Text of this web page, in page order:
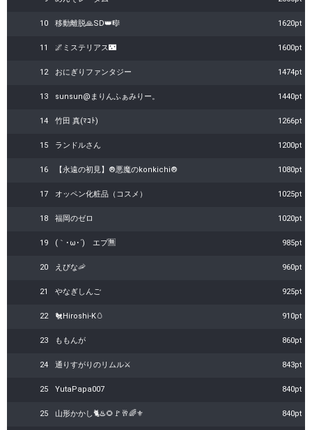
10 移動離脱🙏SD👑🎼 1620pt
11 🌌ミステリアス🌃 1600pt
12 おにぎりファンタジー 1474pt
13 sunsun@まりんふぁみりー。 1440pt
14 竹田 真(ﾏｺﾄ) 1266pt
15 ランドルさん 1200pt
16 【永遠の初見】®悪魔のkonkichi® 1080pt
17 オッペン化粧品（コスメ） 1025pt
18 福岡のゼロ 1020pt
19 (｀･ω･´)ゞエプ🈚 985pt
20 えびな🦐 960pt
21 やなぎしんご 925pt
22 🐔Hiroshi-K🥚 910pt
23 ももんが 860pt
24 通りすがりのリムル⚔️ 843pt
25 YutaPapa007 840pt
25 山形かかし🐈♨️🌻🚩🥂🌈⚜️ 840pt